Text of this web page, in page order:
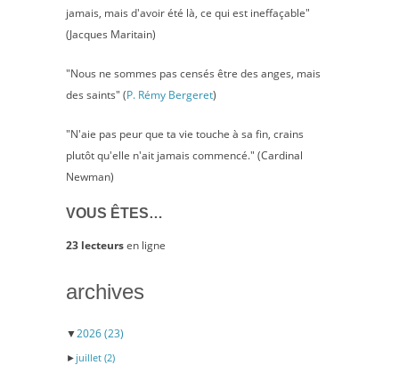
jamais, mais d'avoir été là, ce qui est ineffaçable"
(Jacques Maritain)
"Nous ne sommes pas censés être des anges, mais
des saints" (P. Rémy Bergeret)
"N'aie pas peur que ta vie touche à sa fin, crains
plutôt qu'elle n'ait jamais commencé." (Cardinal
Newman)
VOUS ÊTES…
23 lecteursen ligne
archives
▼2026(23)
► juillet (2)